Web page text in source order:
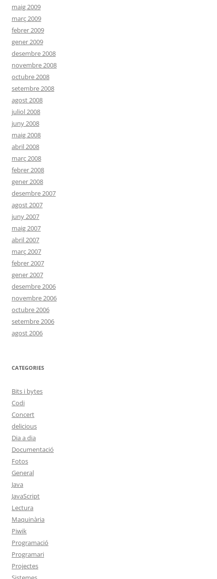
maig 2009
març 2009
febrer 2009
gener 2009
desembre 2008
novembre 2008
octubre 2008
setembre 2008
agost 2008
juliol 2008
juny 2008
maig 2008
abril 2008
març 2008
febrer 2008
gener 2008
desembre 2007
agost 2007
juny 2007
maig 2007
abril 2007
març 2007
febrer 2007
gener 2007
desembre 2006
novembre 2006
octubre 2006
setembre 2006
agost 2006
CATEGORIES
Bits i bytes
Codi
Concert
delicious
Dia a dia
Documentació
Fotos
General
Java
JavaScript
Lectura
Maquinària
Piwik
Programació
Programari
Projectes